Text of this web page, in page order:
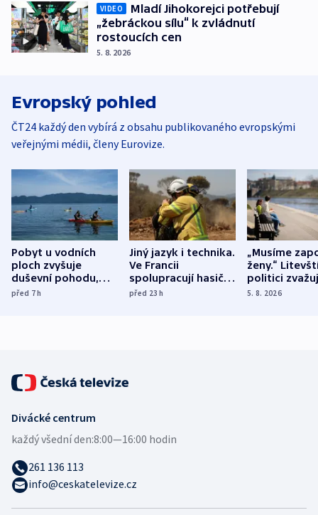
VIDEO
Mladí Jihokorejci potřebují
„žebráckou sílu“ k zvládnutí
rostoucích cen
5. 8. 2026
Evropský pohled
ČT24 každý den vybírá z obsahu publikovaného evropskými
veřejnými médii, členy Eurovize.
Pobyt u vodních
ploch zvyšuje
duševní pohodu,
ukázala
před 7h
Jiný jazyk i technika.
Ve Francii
spolupracují hasiči z
různých zemí
před 23h
„Musíme
ženy.“
politici
dohodu o
5. 8. 2026
Divácké centrum
každý všední den:8:00—16:00 hodin
261 136 113
info@ceskatelevize.cz